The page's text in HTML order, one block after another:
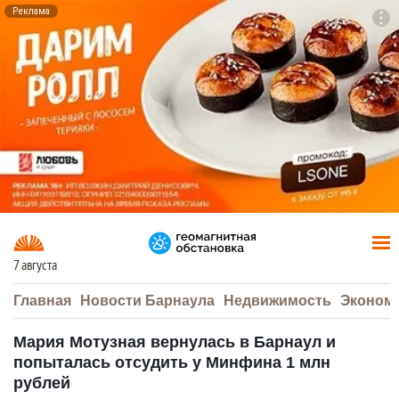
Реклама
7 августа
Главная Новости Барнаула Недвижимость
Мария Мотузная вернулась в Барнаул и
попыталась отсудить у Минфина 1 млн
рублей